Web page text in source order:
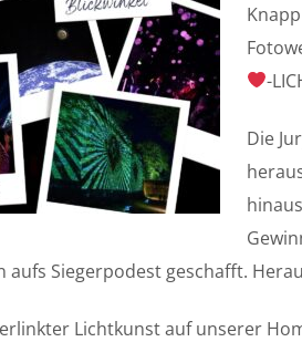
-
Die
aufs Siegerpodest geschafft.
Lichtkunst auf unserer